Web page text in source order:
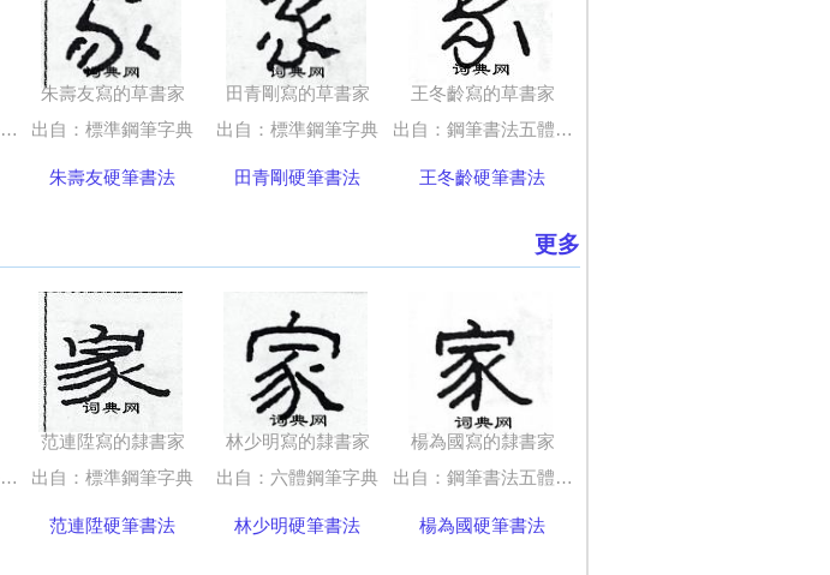
朱壽友寫的草書家
出自：標準鋼筆字典
朱壽友硬筆書法
田青剛寫的草書家
出自：標準鋼筆字典
田青剛硬筆書法
王冬齡寫的草書家
出自：鋼筆書法五體字典
王冬齡硬筆書法
更多
范連陞寫的隸書家
出自：標準鋼筆字典
范連陞硬筆書法
林少明寫的隸書家
出自：六體鋼筆字典
林少明硬筆書法
楊為國寫的隸書家
出自：鋼筆書法五體字典
楊為國硬筆書法